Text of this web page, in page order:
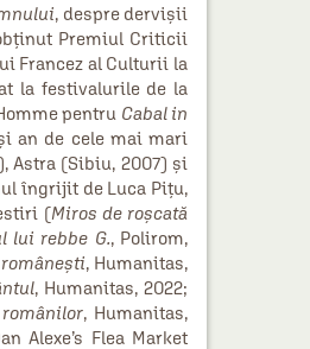
, despre dervișii
Premiul Criticii
Francez al Culturii la
la festivalurile de la
pentru Cabal in
an de cele mai mari
Astra (Sibiu, 2007) și
îngrijit de Luca Piţu,
(Miros de roşcată
lui rebbe G., Polirom,
, Humanitas,
, Humanitas, 2022;
, Humanitas,
Alexe’s Flea Market